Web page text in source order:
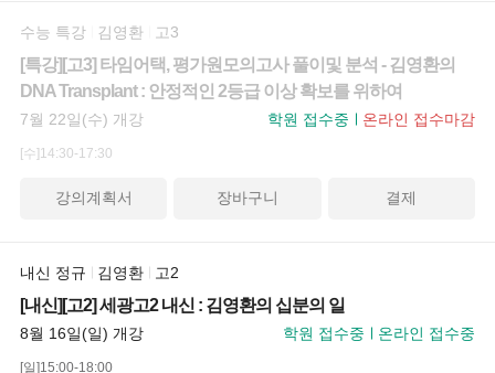
수능 특강 김영환 고3
[특강][고3] 타임어택, 평가원모의고사 풀이및 분석 - 김영환의
DNA Transplant : 안정적인 2등급 이상 확보를 위하여
7월 22일(수) 개강 학원 접수중 온라인 접수마감
[수]14:30-17:30
강의계획서 장바구니 결제
내신 정규 김영환 고2
[내신][고2] 세광고2 내신 : 김영환의 십분의 일
8월 16일(일) 개강 학원 접수중 온라인 접수중
[일]15:00-18:00